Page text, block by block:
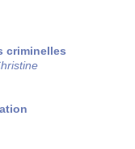
criminelles